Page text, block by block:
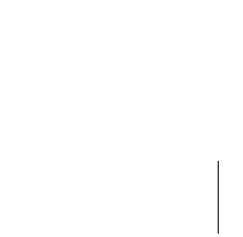
Letter Spacing